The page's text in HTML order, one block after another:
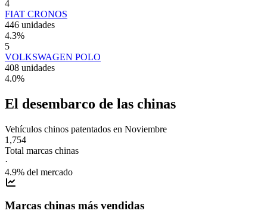
4
FIAT CRONOS
446 unidades
4.3%
5
VOLKSWAGEN POLO
408 unidades
4.0%
El desembarco de las chinas
Vehículos chinos patentados en Noviembre
1,754
Total marcas chinas
·
4.9% del mercado
Marcas chinas más vendidas